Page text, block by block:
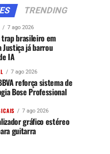
TRENDING
7 ago 2026
brasileiro em
já barrou
IA
7 ago 2026
reforça sistema de
Bose Professional
7 ago 2026
gráfico estéreo
guitarra